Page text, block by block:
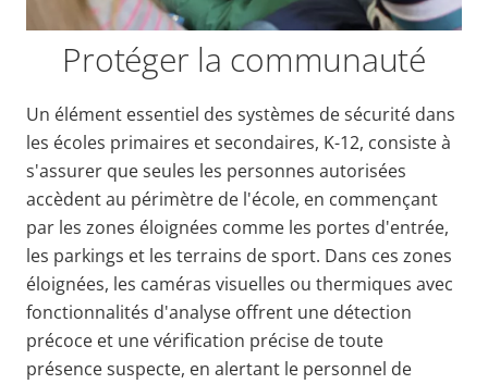
Protéger la communauté
Un élément essentiel des systèmes de sécurité dans
les écoles primaires et secondaires, K-12, consiste à
s'assurer que seules les personnes autorisées
accèdent au périmètre de l'école, en commençant
par les zones éloignées comme les portes d'entrée,
les parkings et les terrains de sport. Dans ces zones
éloignées, les caméras visuelles ou thermiques avec
fonctionnalités d'analyse offrent une détection
précoce et une vérification précise de toute
présence suspecte, en alertant le personnel de